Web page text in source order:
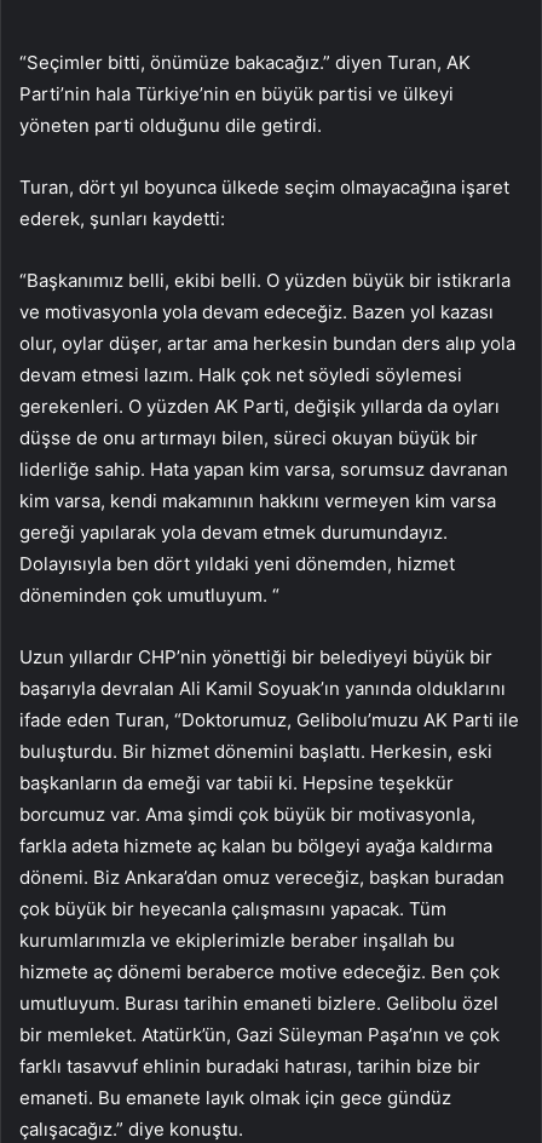
“Seçimler bitti, önümüze bakacağız.” diyen Turan, AK
Parti’nin hala Türkiye’nin en büyük partisi ve ülkeyi
yöneten parti olduğunu dile getirdi.
Turan, dört yıl boyunca ülkede seçim olmayacağına işaret
ederek, şunları kaydetti:
“Başkanımız belli, ekibi belli. O yüzden büyük bir istikrarla
ve motivasyonla yola devam edeceğiz. Bazen yol kazası
olur, oylar düşer, artar ama herkesin bundan ders alıp yola
devam etmesi lazım. Halk çok net söyledi söylemesi
gerekenleri. O yüzden AK Parti, değişik yıllarda da oyları
düşse de onu artırmayı bilen, süreci okuyan büyük bir
liderliğe sahip. Hata yapan kim varsa, sorumsuz davranan
kim varsa, kendi makamının hakkını vermeyen kim varsa
gereği yapılarak yola devam etmek durumundayız.
Dolayısıyla ben dört yıldaki yeni dönemden, hizmet
döneminden çok umutluyum. “
Uzun yıllardır CHP’nin yönettiği bir belediyeyi büyük bir
başarıyla devralan Ali Kamil Soyuak’ın yanında olduklarını
ifade eden Turan, “Doktorumuz, Gelibolu’muzu AK Parti ile
buluşturdu. Bir hizmet dönemini başlattı. Herkesin, eski
başkanların da emeği var tabii ki. Hepsine teşekkür
borcumuz var. Ama şimdi çok büyük bir motivasyonla,
farkla adeta hizmete aç kalan bu bölgeyi ayağa kaldırma
dönemi. Biz Ankara’dan omuz vereceğiz, başkan buradan
çok büyük bir heyecanla çalışmasını yapacak. Tüm
kurumlarımızla ve ekiplerimizle beraber inşallah bu
hizmete aç dönemi beraberce motive edeceğiz. Ben çok
umutluyum. Burası tarihin emaneti bizlere. Gelibolu özel
bir memleket. Atatürk’ün, Gazi Süleyman Paşa’nın ve çok
farklı tasavvuf ehlinin buradaki hatırası, tarihin bize bir
emaneti. Bu emanete layık olmak için gece gündüz
çalışacağız.” diye konuştu.